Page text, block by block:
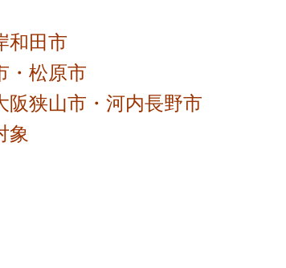
和田市
・松原市
阪狭山市・河内長野市
象